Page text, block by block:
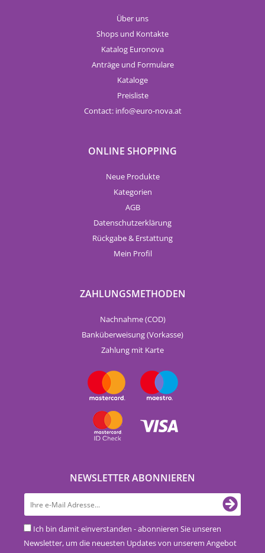
Über uns
Shops und Kontakte
Katalog Euronova
Anträge und Formulare
Kataloge
Preisliste
Contact: info euro-nova.at
ONLINE SHOPPING
Neue Produkte
Kategorien
AGB
Datenschutzerklärung
Rückgabe & Erstattung
Mein Profil
ZAHLUNGSMETHODEN
Nachnahme (COD)
Banküberweisung (Vorkasse)
Zahlung mit Karte
NEWSLETTER ABONNIEREN
Ich bin damit einverstanden - abonnieren Sie unseren
Newsletter, um die neuesten Updates von unserem Angebot